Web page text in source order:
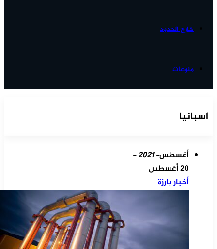
خارج الحدود
منوعات
اسبانيا
أغسطس- 2021 -
20 أغسطس
أخبار بارزة